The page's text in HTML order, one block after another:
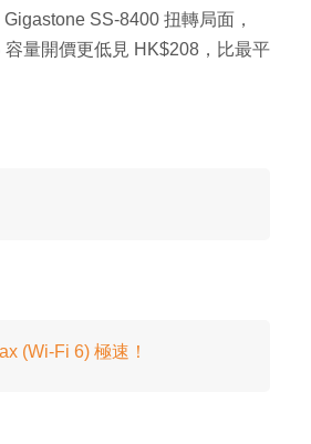
SS-8400 扭轉局面，
量開價更低見 HK$208，比最平
(Wi-Fi 6) 極速！